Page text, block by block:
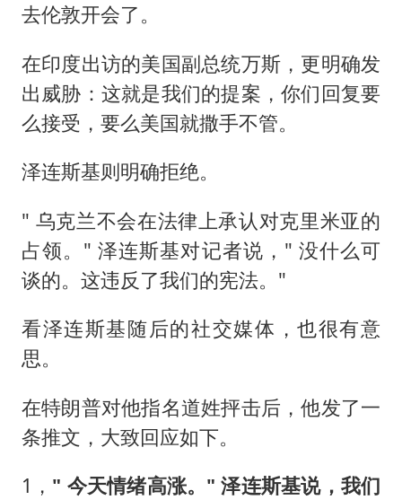
去伦敦开会了。
在印度出访的美国副总统万斯，更明确发
出威胁：这就是我们的提案，你们回复要
么接受，要么美国就撒手不管。
泽连斯基则明确拒绝。
" 乌克兰不会在法律上承认对克里米亚的
占领。" 泽连斯基对记者说，" 没什么可
谈的。这违反了我们的宪法。"
看泽连斯基随后的社交媒体，也很有意
思。
在特朗普对他指名道姓抨击后，他发了一
条推文，大致回应如下。
1， " 今天情绪高涨。" 泽连斯基说，我们